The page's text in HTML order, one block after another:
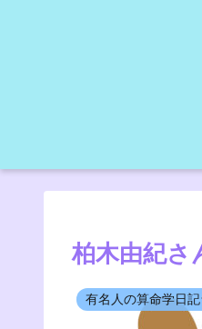
柏木由紀
有名人の算命学日